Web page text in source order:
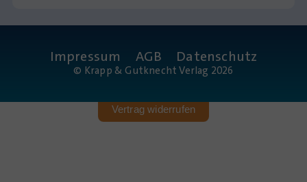
Impressum AGB Datenschutz
© Krapp & Gutknecht Verlag 2026
Vertrag widerrufen